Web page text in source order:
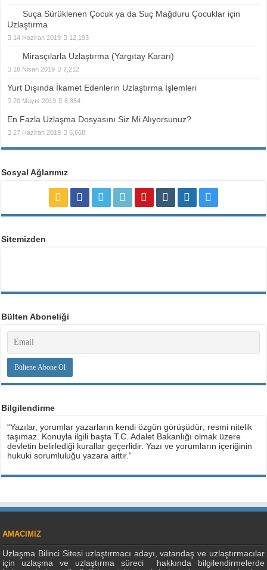
Suça Sürüklenen Çocuk ya da Suç Mağduru Çocuklar için
Uzlaştırma
14 Haziran 2019 12,193
Mirasçılarla Uzlaştırma (Yargıtay Kararı)
18 Nisan 2019 7,212
Yurt Dışında İkamet Edenlerin Uzlaştırma İşlemleri
20 Mayıs 2019 6,854
En Fazla Uzlaşma Dosyasını Siz Mi Alıyorsunuz?
27 Haziran 2019 5,668
Sosyal Ağlarımız
Sitemizden
Bülten Aboneliği
Bilgilendirme
“Yazılar, yorumlar yazarların kendi özgün görüşüdür; resmi nitelik
taşımaz. Konuyla ilgili başta T.C. Adalet Bakanlığı olmak üzere
devletin belirlediği kurallar geçerlidir. Yazı ve yorumların içeriğinin
hukuki sorumluluğu yazara aittir.”
AMACIMIZ
Uzlaşma Bilinci Sitesi uzlaştırmacı adayı, vatandaş ve uzlaştırmacılar
için uzlaşma ve uzlaştırma süreci hakkında bilgilendirmelerde